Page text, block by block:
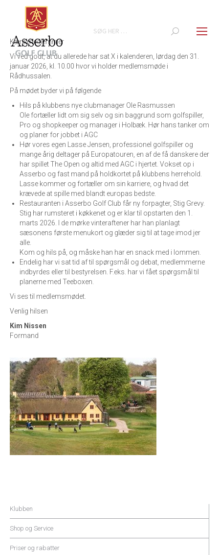
Search:
Kære medlemmer
Vi ved godt, at du allerede har sat X i kalenderen, lørdag den 31.
januar 2026, kl. 10.00 hvor vi holder medlemsmøde i
Rådhussalen.
På mødet byder vi på følgende
Hils på klubbens nye clubmanager Ole Rasmussen
Ole fortæller lidt om sig selv og sin baggrund som golfspiller,
Pro og shopkeeper og manager i Holbæk. Hør hans tanker om
og planer for jobbet i AGC
Hør vores egen Lasse Jensen, professionel golfspiller og
mange årig deltager på Europatouren, en af de få danskere der
har spillet The Open og altid med AGC i hjertet. Vokset op i
Asserbo og fast mand på holdkortet på klubbens herrehold.
Lasse kommer og fortæller om sin karriere, og hvad det
krævede at spille med blandt europas bedste.
Restauranten i Asserbo Golf Club får ny forpagter, Stig Grevy.
Stig har rumsteret i køkkenet og er klar til opstarten den 1.
marts 2026. I de mørke vinteraftener har han planlagt
sæsonens første menukort og glæder sig til at tage imod jer
alle.
Kom og hils på, og måske han har en snack med i lommen.
Endelig har vi sat tid af til spørgsmål og debat, medlemmerne
indbyrdes eller til bestyrelsen. F.eks. har vi fået spørgsmål til
planerne med Teeboxen.
Vi ses til medlemsmødet.
Venlig hilsen
Kim Nissen
Formand
Klubben
Shop og Service
Priser og rabatter